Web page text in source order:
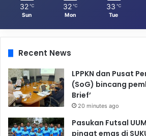
32 ℃
Sun
32 ℃
Mon
33 ℃
Tue
Recent News
LPPKN dan Pusat
(SoG) bincang
Brief’
20 minutes ago
Pasukan Futsal
pingat emas di